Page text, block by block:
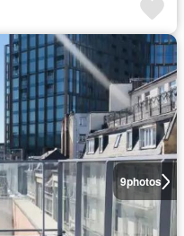
9photos